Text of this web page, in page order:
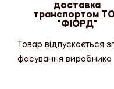
доставка
транспортом
"ФІОРД"
Товар відпускається
фасування виробника